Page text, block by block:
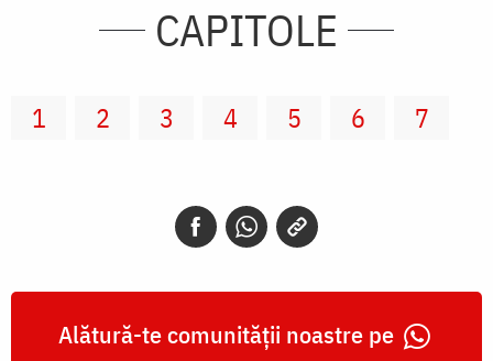
CAPITOLE
1 2 3 4 5 6 7
Alătură-te comunității noastre pe